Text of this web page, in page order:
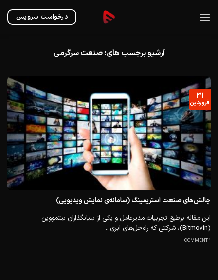
درخواست سرویس
آرشیو برچسب های:صنعت سرگرمی
چالش‌های صنعت استریمینگ (سامانه‌ی نمایش ویدیویی)
این مقاله برطبق تجربیات مدیر‌عامل و یکی از بنیانگذاران بیتمووین
(Bitmovin)، شرکتی که راه‌حل‌های ابری...
1 COMMENT
۳۱
فروردین